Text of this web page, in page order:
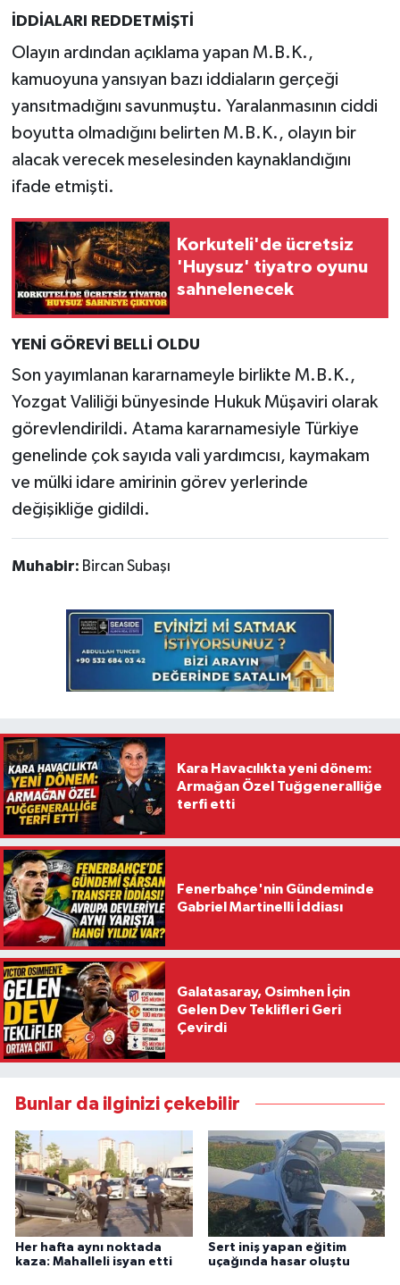
İDDİALARI REDDETMİŞTİ
Olayın ardından açıklama yapan M.B.K.,
kamuoyuna yansıyan bazı iddiaların gerçeği
yansıtmadığını savunmuştu. Yaralanmasının ciddi
boyutta olmadığını belirten M.B.K., olayın bir
alacak verecek meselesinden kaynaklandığını
ifade etmişti.
Korkuteli'de ücretsiz
'Huysuz' tiyatro oyunu
sahnelenecek
YENİ GÖREVİ BELLİ OLDU
Son yayımlanan kararnameyle birlikte M.B.K.,
Yozgat Valiliği bünyesinde Hukuk Müşaviri olarak
görevlendirildi. Atama kararnamesiyle Türkiye
genelinde çok sayıda vali yardımcısı, kaymakam
ve mülki idare amirinin görev yerlerinde
değişikliğe gidildi.
Muhabir: Bircan Subaşı
Kara Havacılıkta yeni dönem:
Armağan Özel Tuğgeneralliğe
terfi etti
Fenerbahçe'nin Gündeminde
Gabriel Martinelli İddiası
Galatasaray, Osimhen İçin
Gelen Dev Teklifleri Geri
Çevirdi
Bunlar da ilginizi çekebilir
Her hafta aynı noktada
kaza: Mahalleli isyan etti
Sert iniş yapan eğitim
uçağında hasar oluştu